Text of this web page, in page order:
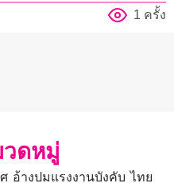
1 ครั้ง
ดหมู่
อ้างปมแรงงานบังคับ ไทย